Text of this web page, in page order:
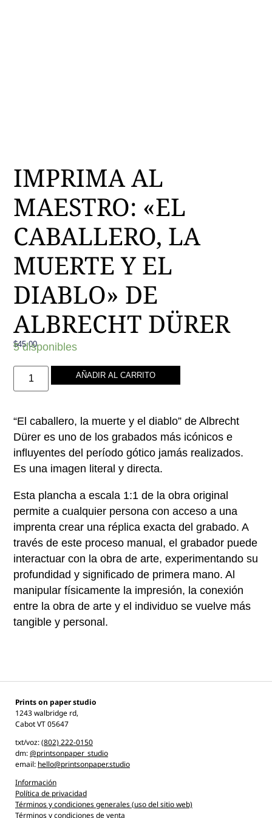
IMPRIMA AL
MAESTRO: «EL
CABALLERO, LA
MUERTE Y EL
DIABLO» DE
ALBRECHT DÜRER
$45.00
5 disponibles
AÑADIR AL CARRITO
“El caballero, la muerte y el diablo” de Albrecht
Dürer es uno de los grabados más icónicos e
influyentes del período gótico jamás realizados.
Es una imagen literal y directa.
Esta plancha a escala 1:1 de la obra original
permite a cualquier persona con acceso a una
imprenta crear una réplica exacta del grabado. A
través de este proceso manual, el grabador puede
interactuar con la obra de arte, experimentando su
profundidad y significado de primera mano. Al
manipular físicamente la impresión, la conexión
entre la obra de arte y el individuo se vuelve más
tangible y personal.
Prints on paper studio
1243 walbridge rd,
Cabot VT 05647
txt/voz:(802) 222-0150
dm:@printsonpaper_studio
email: hello@printsonpaper.studio
Información
Política de privacidad
Términos y condiciones generales (uso del sitio web)
Términos y condiciones de venta